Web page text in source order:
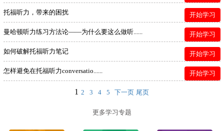
托福听力，带来的困扰 开始学习
曼哈顿听力练习方法论——为什么要这么做听...... 开始学习
如何破解托福听力笔记 开始学习
怎样避免在托福听力conversatio...... 开始学习
1 2 3 4 5 下一页 尾页
更多学习专题